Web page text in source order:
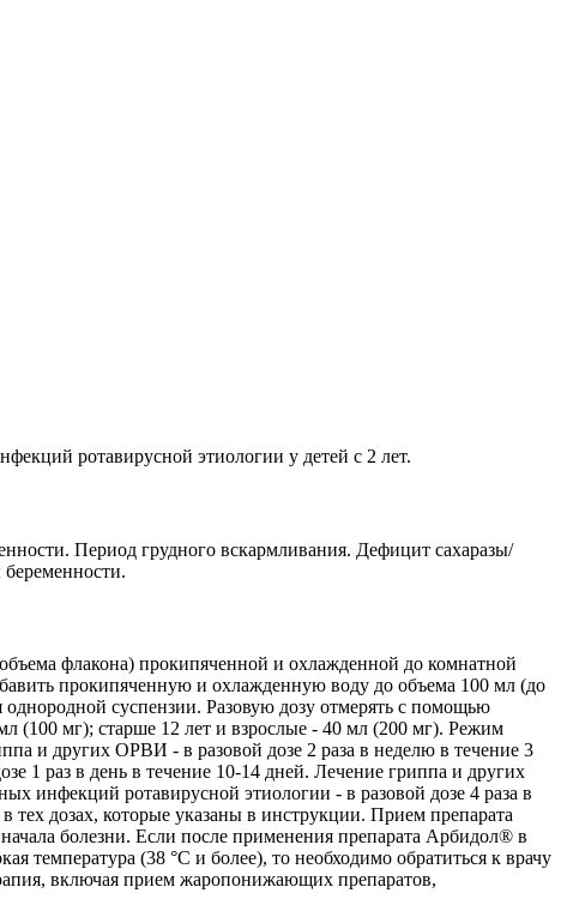
ротавирусной этиологии у детей с 2 лет.
Период грудного вскармливания. Дефицит сахаразы/
флакона) прокипяченной и охлажденной до комнатной
прокипяченную и охлажденную воду до объема 100 мл (до
суспензии. Разовую дозу отмерять с помощью
(100 мг); старше 12 лет и взрослые - 40 мл (200 мг). Режим
и других ОРВИ - в разовой дозе 2 раза в неделю в течение 3
1 раз в день в течение 10-14 дней. Лечение гриппа и других
инфекций ротавирусной этиологии - в разовой дозе 4 раза в
тех дозах, которые указаны в инструкции. Прием препарата
болезни. Если после применения препарата Арбидол® в
температура (38 °С и более), то необходимо обратиться к врачу
включая прием жаропонижающих препаратов,